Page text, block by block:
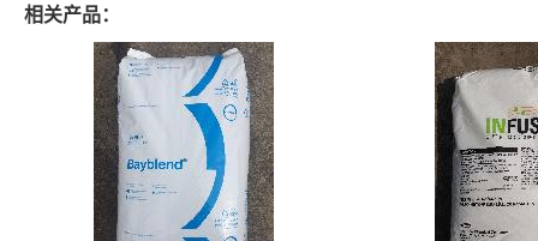
相关产品：